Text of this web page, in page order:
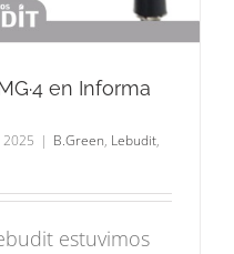
en Informa
| B.Green, Lebudit,
estuvimos